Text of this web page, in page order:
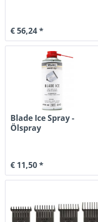
€ 56,24 *
Blade Ice Spray -
Ölspray
€ 11,50 *